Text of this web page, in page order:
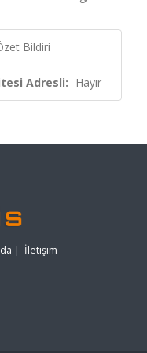
Bildiri
Adresli: Hayır
| İletişim